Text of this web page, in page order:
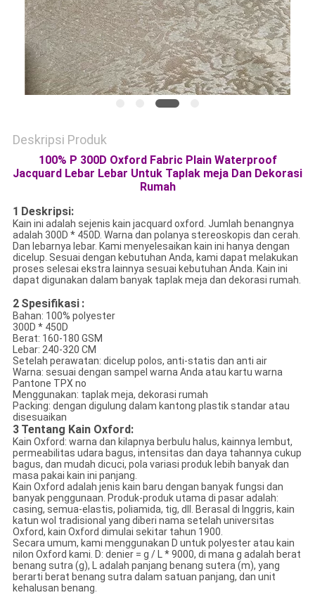
Deskripsi Produk
100% P 300D Oxford Fabric Plain Waterproof
Jacquard Lebar Lebar Untuk Taplak meja Dan Dekorasi
Rumah
1 Deskripsi:
Kain ini adalah sejenis kain jacquard oxford. Jumlah benangnya
adalah 300D * 450D. Warna dan polanya stereoskopis dan cerah.
Dan lebarnya lebar. Kami menyelesaikan kain ini hanya dengan
dicelup. Sesuai dengan kebutuhan Anda, kami dapat melakukan
proses selesai ekstra lainnya sesuai kebutuhan Anda. Kain ini
dapat digunakan dalam banyak taplak meja dan dekorasi rumah.
2 Spesifikasi :
Bahan: 100% polyester
300D * 450D
Berat: 160-180 GSM
Lebar: 240-320 CM
Setelah perawatan: dicelup polos, anti-statis dan anti air
Warna: sesuai dengan sampel warna Anda atau kartu warna
Pantone TPX no
Menggunakan: taplak meja, dekorasi rumah
Packing: dengan digulung dalam kantong plastik standar atau
disesuaikan
3 Tentang Kain Oxford:
Kain Oxford: warna dan kilapnya berbulu halus, kainnya lembut,
permeabilitas udara bagus, intensitas dan daya tahannya cukup
bagus, dan mudah dicuci, pola variasi produk lebih banyak dan
masa pakai kain ini panjang.
Kain Oxford adalah jenis kain baru dengan banyak fungsi dan
banyak penggunaan. Produk-produk utama di pasar adalah:
casing, semua-elastis, poliamida, tig, dll. Berasal di Inggris, kain
katun wol tradisional yang diberi nama setelah universitas
Oxford, kain Oxford dimulai sekitar tahun 1900.
Secara umum, kami menggunakan D untuk polyester atau kain
nilon Oxford kami. D: denier = g / L * 9000, di mana g adalah berat
benang sutra (g), L adalah panjang benang sutera (m), yang
berarti berat benang sutra dalam satuan panjang, dan unit
kehalusan benang.